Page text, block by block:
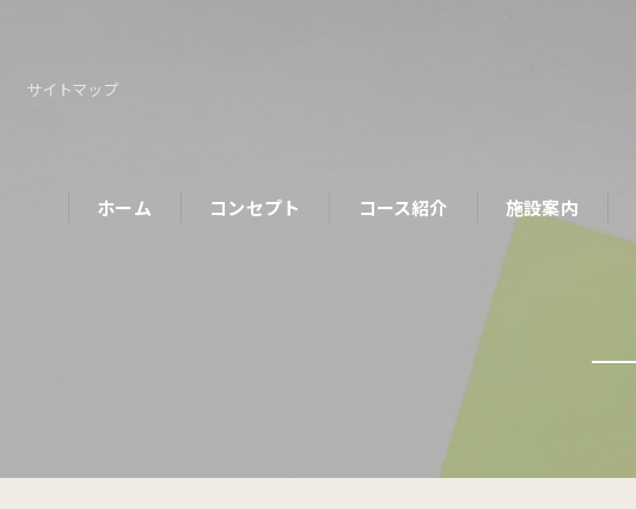
サイトマップ
ホーム コンセプト コース紹介 施設案内